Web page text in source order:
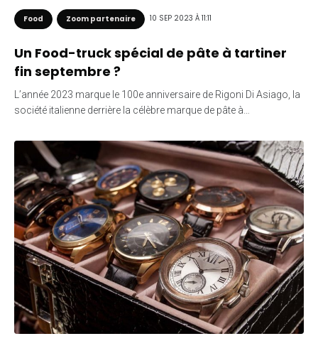
Food Zoom partenaire 10 SEP 2023 À 11:11
Un Food-truck spécial de pâte à tartiner
fin septembre ?
L’année 2023 marque le 100e anniversaire de Rigoni Di Asiago, la
société italienne derrière la célèbre marque de pâte à…